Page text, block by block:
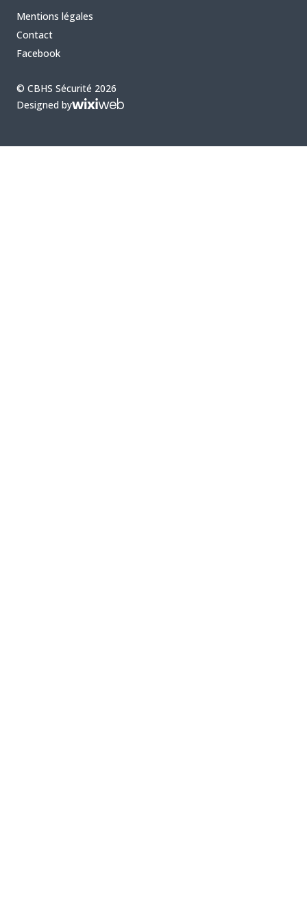
Mentions légales
Contact
Facebook
© CBHS Sécurité 2026
Designed by